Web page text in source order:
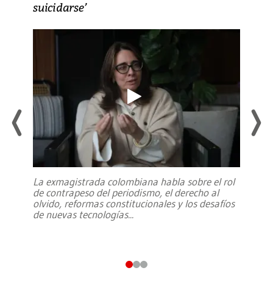
suicidarse’
La exmagistrada colombiana habla sobre el rol
de contrapeso del periodismo, el derecho al
olvido, reformas constitucionales y los desafíos
de nuevas tecnologías...